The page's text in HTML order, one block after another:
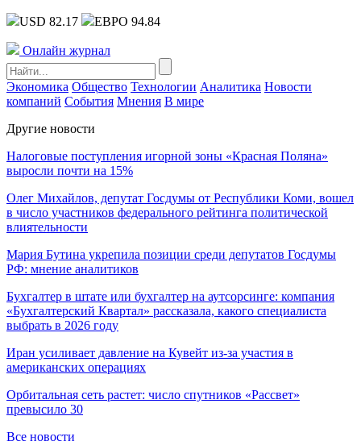
USD 82.17 ЕВРО 94.84
Онлайн журнал
Экономика Общество Технологии Аналитика Новости
компаний События Мнения В мире
Другие новости
Налоговые поступления игорной зоны «Красная Поляна»
выросли почти на 15%
Олег Михайлов, депутат Госдумы от Республики Коми, вошел
в число участников федерального рейтинга политической
влиятельности
Мария Бутина укрепила позиции среди депутатов Госдумы
РФ: мнение аналитиков
Бухгалтер в штате или бухгалтер на аутсорсинге: компания
«Бухгалтерский Квартал» рассказала, какого специалиста
выбрать в 2026 году
Иран усиливает давление на Кувейт из-за участия в
американских операциях
Орбитальная сеть растет: число спутников «Рассвет»
превысило 30
Все новости